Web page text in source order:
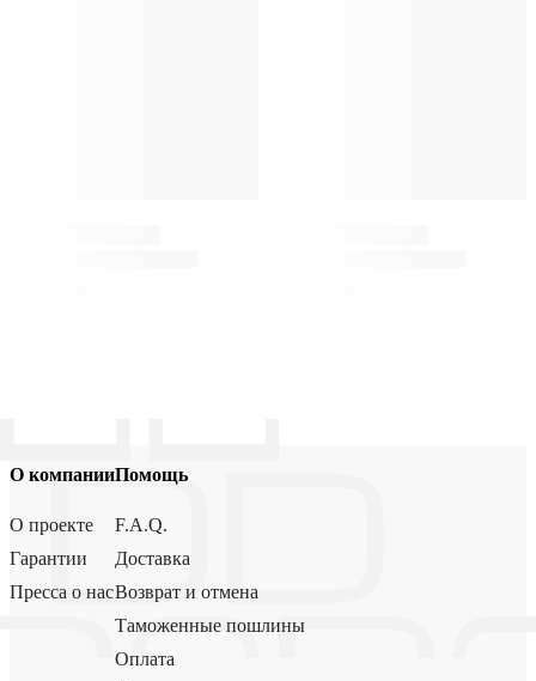
О компании
О проекте
Гарантии
Пресса о нас
Помощь
F.A.Q.
Доставка
Возврат и отмена
Таможенные пошлины
Оплата